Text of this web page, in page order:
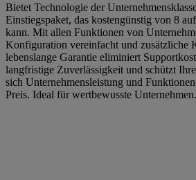
Bietet Technologie der
Einstiegspaket, das kostengünstig von 8
kann. Mit allen Funktionen von
Konfiguration vereinfacht und zusätzliche
lebenslange Garantie eliminiert
langfristige Zuverlässigkeit und schützt
sich Unternehmensleistung und
Preis. Ideal für wertbewusste Unternehmen.